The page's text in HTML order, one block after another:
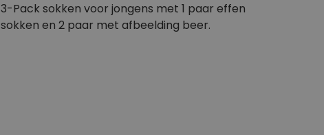
3-Pack sokken voor jongens met 1 paar effen
sokken en 2 paar met afbeelding beer.